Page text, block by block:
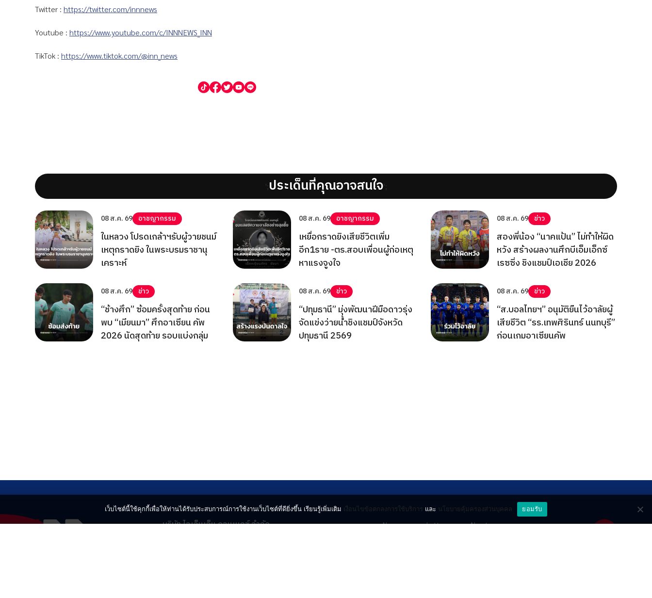
Twitter : https://twitter.com/innnews
Youtube : https://www.youtube.com/c/INNNEWS_INN
TikTok : https://www.tiktok.com/@inn_news
';ประเด็นที่คุณอาจสนใจ';
08 ส.ค. 69 อาชญากรรม
ในหลวง โปรดเกล้าฯรับผู้วายชนม์
เหตุกราดยิง ในพระบรมราชานุ
เคราะห์
08 ส.ค. 69 อาชญากรรม
เหยื่อกราดยิงเสียชีวิตเพิ่ม
อีก1ราย -ตร.สอบเพื่อนผู้ก่อเหตุ
หาแรงจูงใจ
08 ส.ค. 69 ข่าว
สองพี่น้อง “นาคแป้น” ไม่ทำให้ผิด
หวัง สร้างผลงานศึกบีเอ็มเอ็กซ์
เรซซิ่ง ชิงแชมป์เอเชีย 2026
08 ส.ค. 69 ข่าว
“ช้างศึก” ซ้อมครั้งสุดท้าย ก่อน
พบ “เมียนมา” ศึกอาเซียน คัพ
2026 นัดสุดท้าย รอบแบ่งกลุ่ม
08 ส.ค. 69 ข่าว
“ปทุมธานี” มุ่งพัฒนาฝีมือดาวรุ่ง
จัดแข่งว่ายน้ำชิงแชมป์จังหวัด
ปทุมธานี 2569
08 ส.ค. 69 ข่าว
“ส.บอลไทยฯ” อนุมัติยืนไว้อาลัยผู้
เสียชีวิต “รร.เทพศิรินทร์ นนทบุรี”
ก่อนเกมอาเซียนคัพ
บริษัท ไอเอ็นเอ็น คอนเนกซ์ จำกัด
News
Lottery
About
เว็บไซต์นี้ใช้คุกกี้เพื่อให้ท่านได้รับประสบการณ์การใช้งานเว็บไซต์ที่ดียิ่งขึ้น เรียนรู้เพิ่มเติม เงื่อนไขข้อตกลงการใช้บริการ และ นโยบายคุ้มครองส่วนบุคคล ยอมรับ